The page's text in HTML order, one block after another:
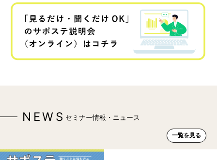
NEWS セミナー情報・ニュース
一覧を見る